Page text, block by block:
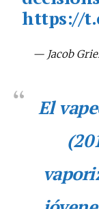
https://
— Jacob
El